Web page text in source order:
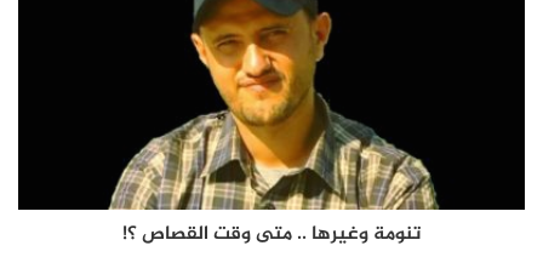
تنومة وغيرها .. متى وقت القصاص ؟!